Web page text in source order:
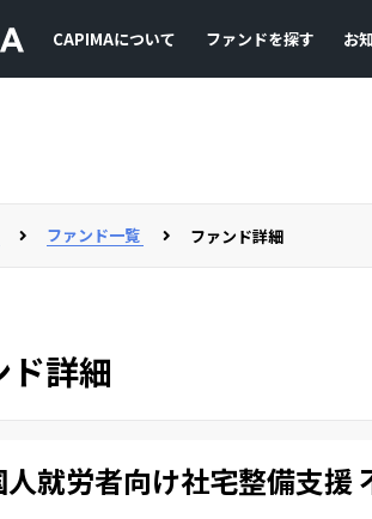
CAPIMAについて ファンドを探す お
ファンド一覧 ファンド詳細
ド詳細
就労者向け社宅整備支援